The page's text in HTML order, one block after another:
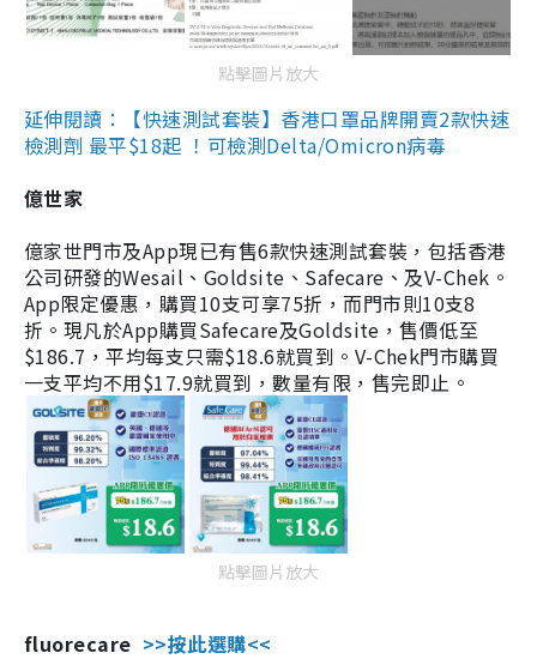
點擊圖片放大
延伸閱讀：【快速測試套裝】香港口罩品牌開賣2款快速
檢測劑 最平$18起 ！可檢測Delta/Omicron病毒
億世家
億家世門市及App現已有售6款快速測試套裝，包括香港
公司研發的Wesail、Goldsite、Safecare、及V-Chek。
App限定優惠，購買10支可享75折，而門市則10支8
折。現凡於App購買Safecare及Goldsite，售價低至
$186.7，平均每支只需$18.6就買到。V-Chek門市購買
一支平均不用$17.9就買到，數量有限，售完即止。
點擊圖片放大
fluorecare >>按此選購<<